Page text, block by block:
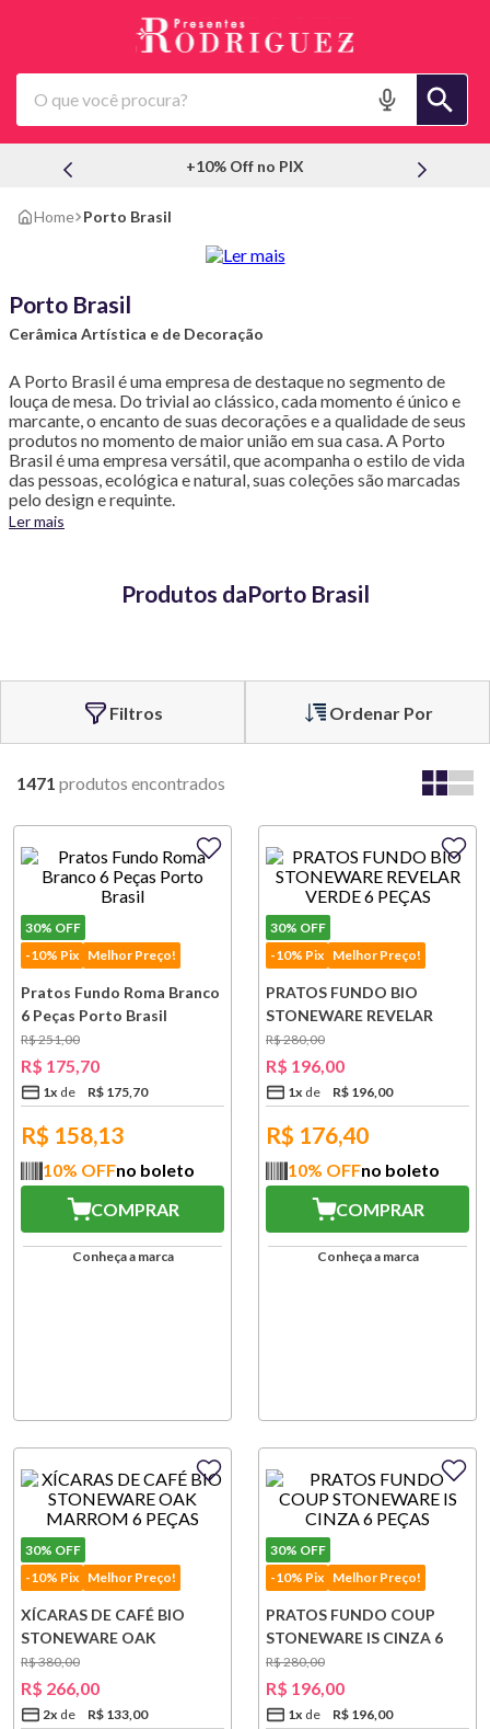
O que você procura?
+10% Off no PIX
Porto Brasil
Porto Brasil
Cerâmica Artística e de Decoração
A Porto Brasil é uma empresa de destaque no segmento de
louça de mesa. Do trivial ao clássico, cada momento é único e
marcante, o encanto de suas decorações e a qualidade de seus
produtos no momento de maior união em sua casa. A Porto
Brasil é uma empresa versátil, que acompanha o estilo de vida
das pessoas, ecológica e natural, suas coleções são marcadas
pelo design e requinte.
Ler mais
Produtos daPorto Brasil
Ordenar Por
1471 produtos
30% OFF
-10% Pix Melhor Preço!
Pratos Fundo Roma Branco
6 Peças Porto Brasil
R$251,00
R$ 175,70
1x R$ 175,70
R$ 158,13
10% OFFno boleto
COMPRAR
Conheça a marca
30% OFF
-10% Pix Melhor Preço!
PRATOS FUNDO BIO
STONEWARE REVELAR
VERDE 6 PEÇAS
R$280,00
R$ 196,00
1x R$ 196,00
R$ 176,40
10% OFFno boleto
COMPRAR
Conheça a marca
30% OFF
-10% Pix Melhor Preço!
XÍCARAS DE CAFÉ BIO
STONEWARE OAK
MARROM 6 PEÇAS
R$380,00
R$ 266,00
2x R$ 133,00
30% OFF
-10% Pix Melhor Preço!
PRATOS FUNDO COUP
STONEWARE IS CINZA 6
PEÇAS
R$280,00
R$ 196,00
1x R$ 196,00